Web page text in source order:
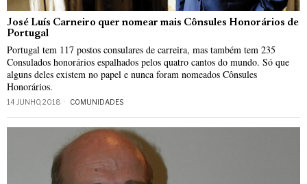
José Luís Carneiro quer nomear mais Cônsules Honorários de
Portugal
Portugal tem 117 postos consulares de carreira, mas também tem 235
Consulados honorários espalhados pelos quatro cantos do mundo. Só que
alguns deles existem no papel e nunca foram nomeados Cônsules
Honorários.
14 JUNHO, 2018 COMUNIDADES